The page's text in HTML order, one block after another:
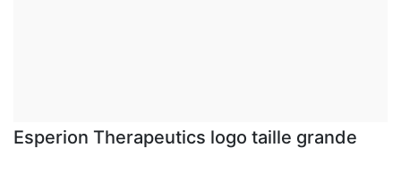
Esperion Therapeutics logo taille grande